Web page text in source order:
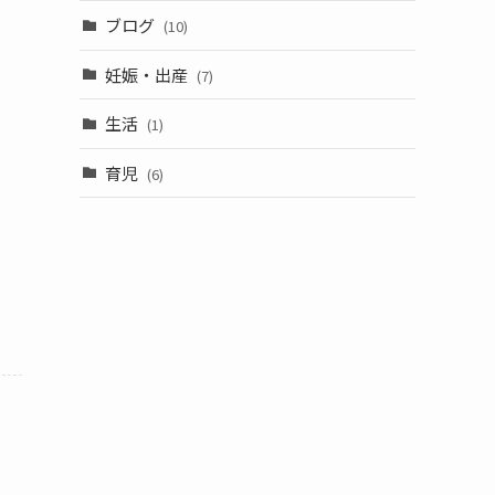
ブログ (10)
妊娠・出産 (7)
生活 (1)
育児 (6)